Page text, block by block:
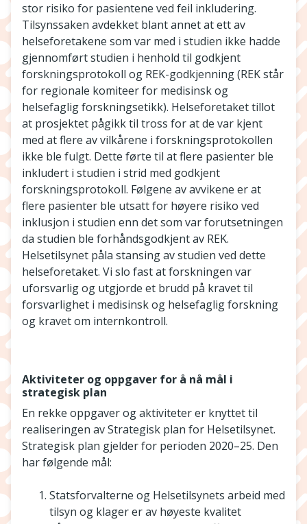
stor risiko for pasientene ved feil inkludering.
Tilsynssaken avdekket blant annet at ett av
helseforetakene som var med i studien ikke hadde
gjennomført studien i henhold til godkjent
forskningsprotokoll og REK-godkjenning (REK står
for regionale komiteer for medisinsk og
helsefaglig forskningsetikk). Helseforetaket tillot
at prosjektet pågikk til tross for at de var kjent
med at flere av vilkårene i forskningsprotokollen
ikke ble fulgt. Dette førte til at flere pasienter ble
inkludert i studien i strid med godkjent
forskningsprotokoll. Følgene av avvikene er at
flere pasienter ble utsatt for høyere risiko ved
inklusjon i studien enn det som var forutsetningen
da studien ble forhåndsgodkjent av REK.
Helsetilsynet påla stansing av studien ved dette
helseforetaket. Vi slo fast at forskningen var
uforsvarlig og utgjorde et brudd på kravet til
forsvarlighet i medisinsk og helsefaglig forskning
og kravet om internkontroll.
Aktiviteter og oppgaver for å nå mål i
strategisk plan
En rekke oppgaver og aktiviteter er knyttet til
realiseringen av Strategisk plan for Helsetilsynet.
Strategisk plan gjelder for perioden 2020–25. Den
har følgende mål:
Statsforvalterne og Helsetilsynets arbeid med
tilsyn og klager er av høyeste kvalitet